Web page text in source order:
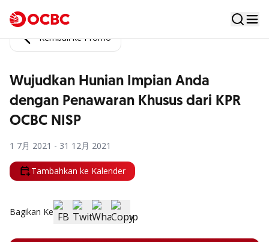
Kembali ke Promo
Wujudkan Hunian Impian Anda
dengan Penawaran Khusus dari KPR
OCBC NISP
1 7月 2021 - 31 12月 2021
Tambahkan ke Kalender
Bagikan Ke